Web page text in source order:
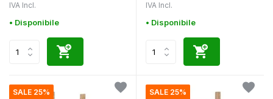
IVA Incl.
• Disponibile
IVA Incl.
• Disponibile
SALE 25% SALE 25%